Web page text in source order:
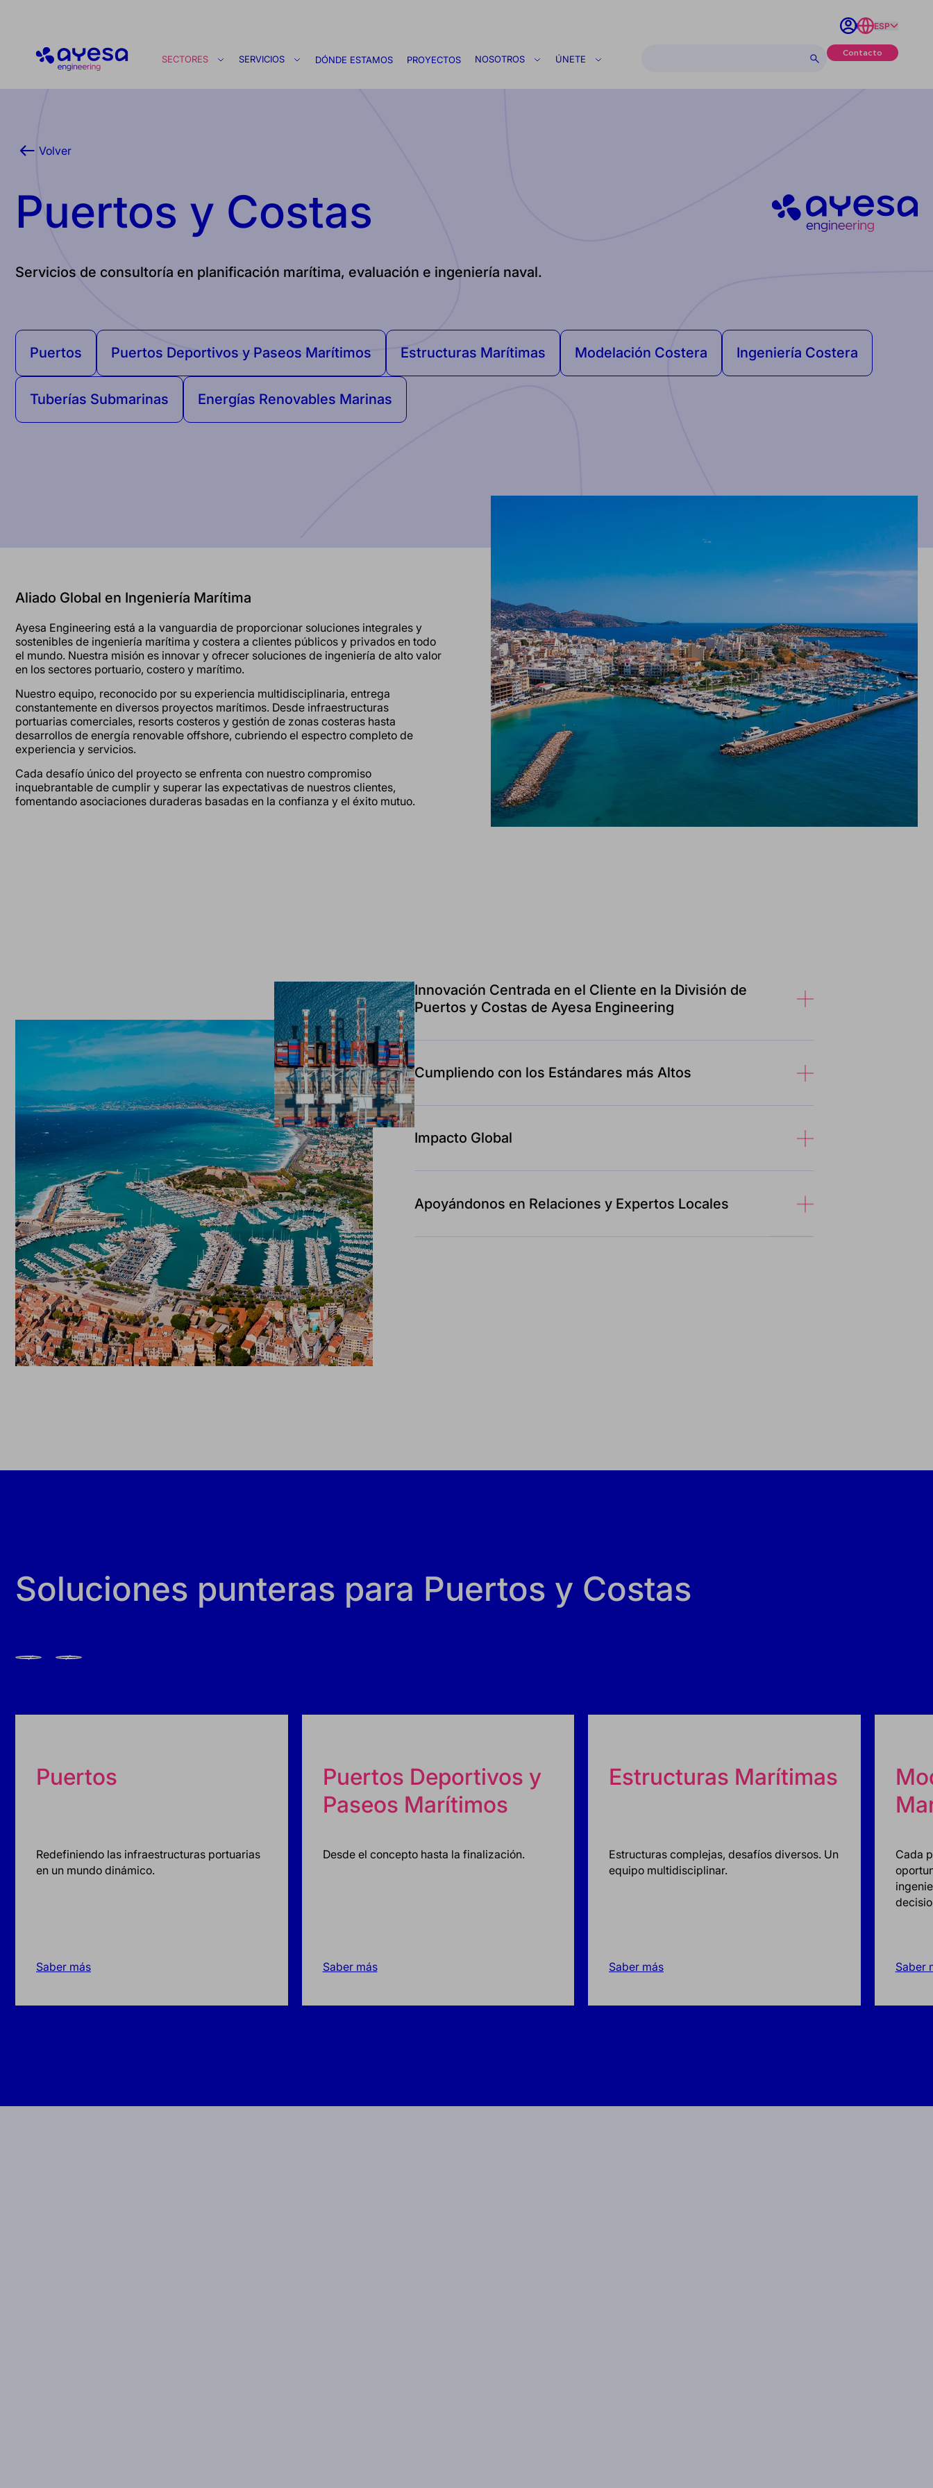
ESP
Ayesa
SECTORES SERVICIOS DÓNDE ESTAMOS PROYECTOS NOSOTROS ÚNETE
Contacto
Volver
Puertos y Costas
Servicios de consultoría en planificación marítima, evaluación e ingeniería naval.
Puertos Puertos Deportivos y Paseos Marítimos Estructuras Marítimas Modelación Costera Ingeniería Costera
Tuberías Submarinas Energías Renovables Marinas
Aliado Global en Ingeniería Marítima
Ayesa Engineering está a la vanguardia de proporcionar soluciones integrales y
sostenibles de ingeniería marítima y costera a clientes públicos y privados en todo
el mundo. Nuestra misión es innovar y ofrecer soluciones de ingeniería de alto valor
en los sectores portuario, costero y marítimo.
Nuestro equipo, reconocido por su experiencia multidisciplinaria, entrega
constantemente en diversos proyectos marítimos. Desde infraestructuras
portuarias comerciales, resorts costeros y gestión de zonas costeras hasta
desarrollos de energía renovable offshore, cubriendo el espectro completo de
experiencia y servicios.
Cada desafío único del proyecto se enfrenta con nuestro compromiso
inquebrantable de cumplir y superar las expectativas de nuestros clientes,
fomentando asociaciones duraderas basadas en la confianza y el éxito mutuo.
Innovación Centrada en el Cliente en la División de
Puertos y Costas de Ayesa Engineering
Cumpliendo con los Estándares más Altos
Impacto Global
Apoyándonos en Relaciones y Expertos Locales
Soluciones punteras para Puertos y Costas
Puertos
Redefiniendo las infraestructuras portuarias
en un mundo dinámico.
Saber más
Puertos Deportivos y
Paseos Marítimos
Desde el concepto hasta la finalización.
Saber más
Estructuras Marítimas
Estructuras complejas, desafíos diversos. Un
equipo multidisciplinar.
Saber más
Cada
Saber